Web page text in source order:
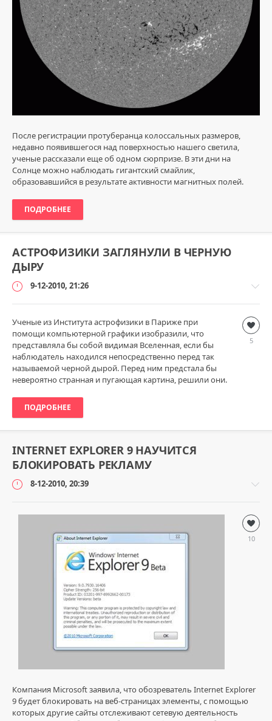
После регистрации протуберанца колоссальных размеров,
недавно появившегося над поверхностью нашего светила,
ученые рассказали еще об одном сюрпризе. В эти дни на
Солнце можно наблюдать гигантский смайлик,
образовавшийся в результате активности магнитных полей.
ПОДРОБНЕЕ
АСТРОФИЗИКИ ЗАГЛЯНУЛИ В ЧЕРНУЮ
ДЫРУ
9-12-2010, 21:26
Наука
и
технологии
loginvovchyk
7
1
5
Ученые из Института астрофизики в Париже при
помощи компьютерной графики изобразили, что
представляла бы собой видимая Вселенная, если бы
наблюдатель находился непосредственно перед так
называемой черной дырой. Перед ним предстала бы
невероятно странная и пугающая картина, решили они.
ПОДРОБНЕЕ
INTERNET EXPLORER 9 НАУЧИТСЯ
БЛОКИРОВАТЬ РЕКЛАМУ
8-12-2010, 20:39
loginvovchyk
10
Компания Microsoft заявила, что обозреватель Internet Explorer
9 будет блокировать на веб-страницах элементы, с помощью
которых другие сайты отслеживают сетевую деятельность